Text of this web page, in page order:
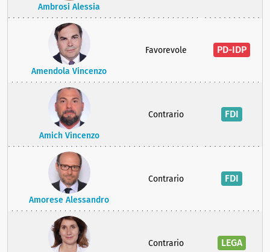
Ambrosi Alessia
Amendola Vincenzo
Favorevole PD-IDP
Amich Vincenzo
Contrario FDI
Amorese Alessandro
Contrario FDI
Contrario LEGA